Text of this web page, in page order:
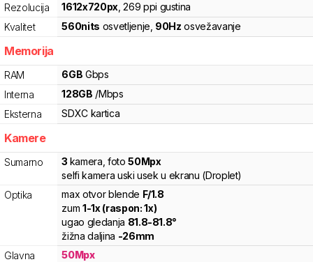
Rezolucija
1612x720px ,269 ppi gustina
Kvalitet
560nits osvetljenje 90Hz osvežavanje
Memorija
RAM 6GB Gbps
Interna
128GB /Mbps
Eksterna
SDXC kartica
Kamere
Sumarno 3 kamera foto50Mpx
selfi kamera uski usek u ekranu (Droplet)
Optika
max otvor blende F/1.8
zum1-1x (raspon:1x)
ugao gledanja 81.8-81.8°
žižna daljina -26mm
Glavna
50Mpx